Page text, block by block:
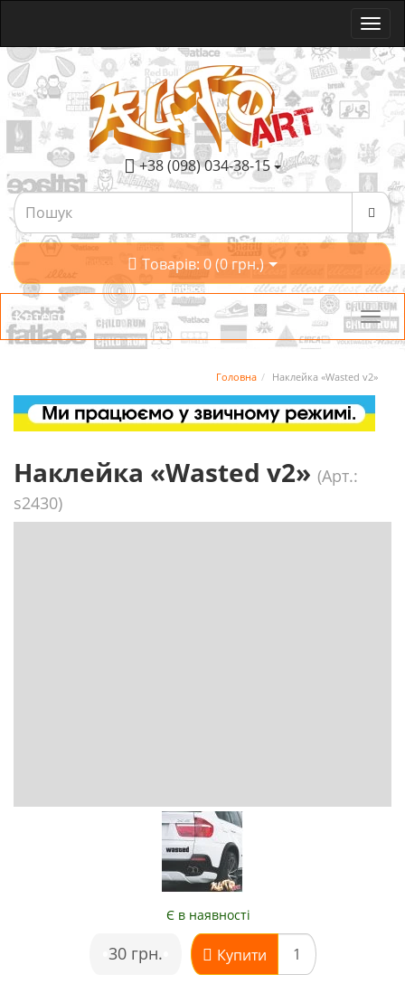
+38 (098) 034-38-15
Товарів: 0 (0 грн.)
Категорії
Головна Наклейка «Wasted v2»
Наклейка «Wasted v2» (Арт.:
s2430)
Є в наявності
30 грн. Купити